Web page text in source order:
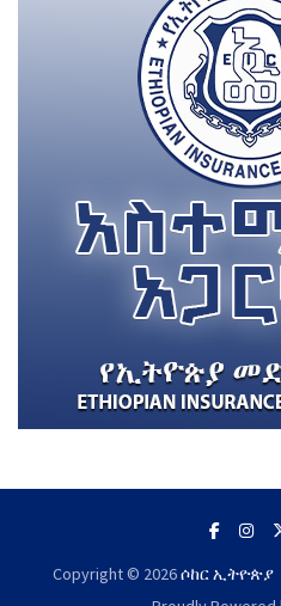
Copyright © 2026ሶከር ኢትዮጵያ